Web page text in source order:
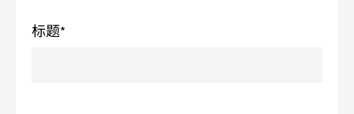
标题*